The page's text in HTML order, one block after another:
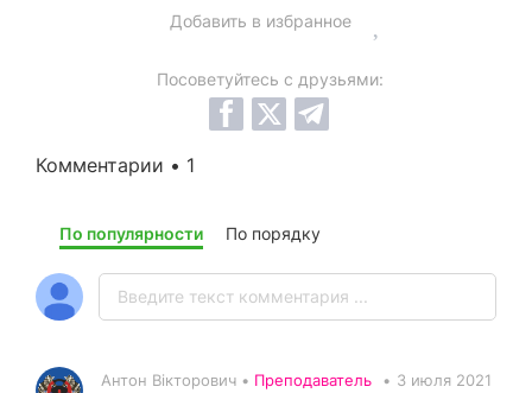
Добавить в избранное
Посоветуйтесь с друзьями:
Комментарии • 1
По популярности По порядку
Антон Вікторович • Преподаватель • 3 июля 2021